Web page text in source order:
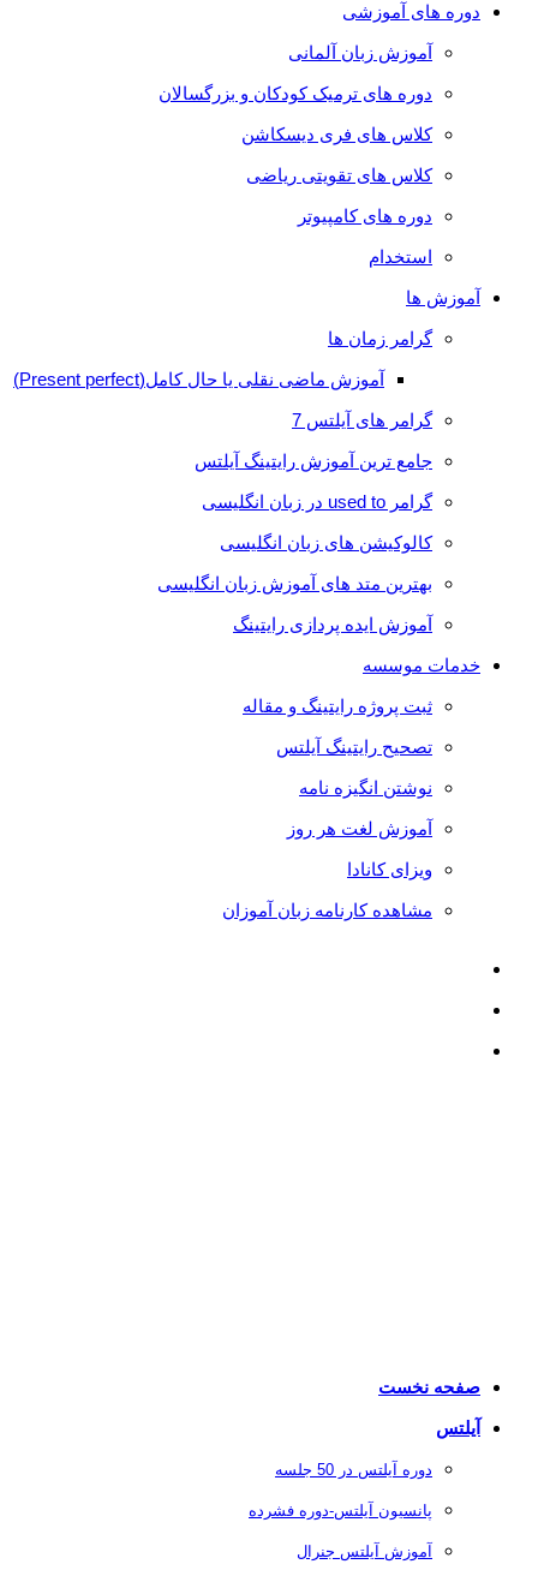
دوره های آموزشی
آموزش زبان آلمانی
دوره های ترمیک کودکان و بزرگسالان
کلاس های فری دیسکاشن
کلاس های تقویتی ریاضی
دوره های کامپیوتر
استخدام
آموزش ها
گرامر زمان ها
آموزش ماضی نقلی یا حال کامل(Present perfect)
گرامر های آیلتس 7
جامع ترین آموزش رایتینگ آیلتس
گرامر used to در زبان انگلیسی
کالوکیشن های زبان انگلیسی
بهترین متد های آموزش زبان انگلیسی
آموزش ایده پردازی رایتینگ
خدمات موسسه
ثبت پروژه رایتینگ و مقاله
تصحیح رایتینگ آیلتس
نوشتن انگیزه نامه
آموزش لغت هر روز
ویزای کانادا
مشاهده کارنامه زبان آموزان
صفحه نخست
آیلتس
دوره آیلتس در 50 جلسه
پانسیون آیلتس-دوره فشرده
آموزش آیلتس جنرال